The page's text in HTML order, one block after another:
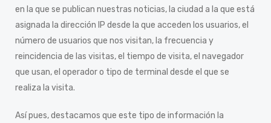
en la que se publican nuestras noticias, la ciudad a la que está
asignada la dirección IP desde la que acceden los usuarios, el
número de usuarios que nos visitan, la frecuencia y
reincidencia de las visitas, el tiempo de visita, el navegador
que usan, el operador o tipo de terminal desde el que se
realiza la visita.
Así pues, destacamos que este tipo de información la